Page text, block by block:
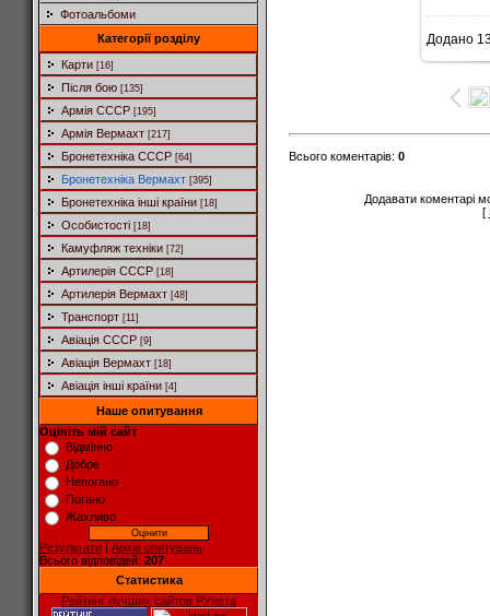
Фотоальбоми
Категорії розділу
Карти [16]
Після бою [135]
Армія СССР [195]
Армія Вермахт [217]
Бронетехніка СССР [64]
Бронетехніка Вермахт [395]
Бронетехніка інші країни [18]
Особистості [18]
Камуфляж техніки [72]
Артилерія СССР [18]
Артилерія Вермахт [48]
Транспорт [11]
Авіація СССР [9]
Авіація Вермахт [18]
Авіація інші країни [4]
Наше опитування
Оцініть мій сайт
Відмінно
Добре
Непогано
Погано
Жахливо
Результати | Архів опитувань
Всього відповідей: 207
Статистика
Рейтинг лучших сайтов РУнета
Додано
Всього коментарів: 0
Додавати коментарі
[